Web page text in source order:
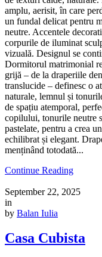
amplu, aerisit, în care
un fundal delicat pentru
neutre. Accentele
corpurile de iluminat
vizuală. Designul se
Dormitorul matrimonial
grijă – de la draperiile
translucide – definesc o
naturale, lemnul și
de spațiu atemporal,
copilului, tonurile neutre
pastelate, pentru a crea
echilibrat și elegant.
menținând totodată...
Continue Reading
September 22, 2025
in
by Balan Iulia
Casa Cubista